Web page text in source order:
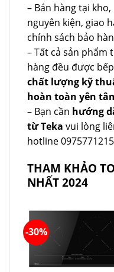
– Bán hàng tại
nguyên kiện, giao
chính sách bảo
– Tất cả sản phẩm
hàng đều được
chất lượng kỹ
hoàn toàn yên
– Bạn cần hướng
từ Teka vui lòng
hotline
THAM KHẢO
NHẤT 2024
-30%